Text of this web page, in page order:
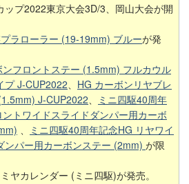
ップ2022東京大会3D/3、岡山大会が開
ラローラー (19-19mm) ブルーが発
ンフロントステー (1.5mm) フルカウル
プ J-CUP2022
HG カーボンリヤブレ
J-CUP2022
ミニ四駆40周年
トワイドスライドダンパー用カーボ
ミニ四駆40周年記念HG リヤワイ
ンパー用カーボンステー (2mm) が限
ヤカレンダー (ミニ四駆)が発売。